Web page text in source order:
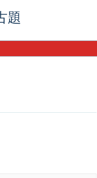
題